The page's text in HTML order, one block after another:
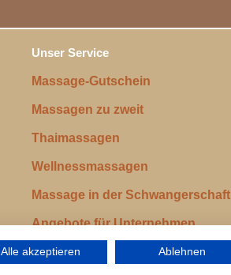
Unser Service
Massage-Gutschein
Massagen zu zweit
Thaimassagen
Wellnessmassagen
Massage in der Schwangerschaft
Angebote für Unternehmen
Alle akzeptieren Ablehnen